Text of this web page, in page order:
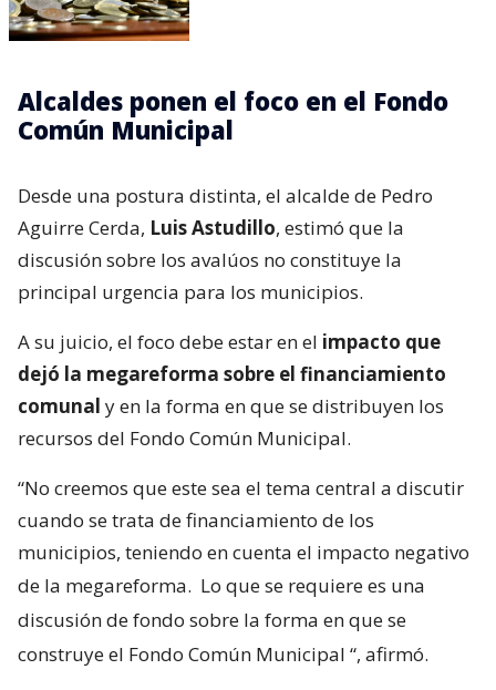
Alcaldes ponen el foco en el Fondo
Común Municipal
Desde una postura distinta, el alcalde de Pedro
Aguirre Cerda, Luis Astudillo, estimó que la
discusión sobre los avalúos no constituye la
principal urgencia para los municipios.
A su juicio, el foco debe estar en el impacto que
dejó la megareforma sobre el financiamiento
comunal y en la forma en que se distribuyen los
recursos del Fondo Común Municipal.
“No creemos que este sea el tema central a discutir
cuando se trata de financiamiento de los
municipios, teniendo en cuenta el impacto negativo
de la megareforma. Lo que se requiere es una
discusión de fondo sobre la forma en que se
construye el Fondo Común Municipal “, afirmó.